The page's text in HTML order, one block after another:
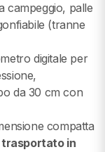
campeggio, palle
(tranne
digitale per
da 30 cm con
compatta
trasportato in